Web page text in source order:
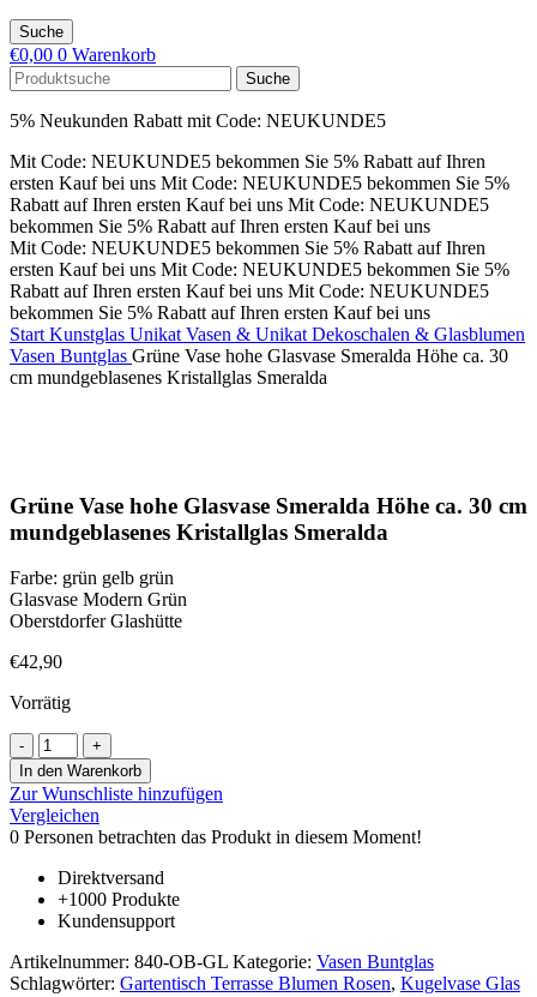
Suche
€0,00 0 Warenkorb
Suche
5% Neukunden Rabatt mit Code: NEUKUNDE5
Mit Code: NEUKUNDE5 bekommen Sie 5% Rabatt auf Ihren
ersten Kauf bei uns Mit Code: NEUKUNDE5 bekommen Sie 5%
Rabatt auf Ihren ersten Kauf bei uns Mit Code: NEUKUNDE5
bekommen Sie 5% Rabatt auf Ihren ersten Kauf bei uns
Mit Code: NEUKUNDE5 bekommen Sie 5% Rabatt auf Ihren
ersten Kauf bei uns Mit Code: NEUKUNDE5 bekommen Sie 5%
Rabatt auf Ihren ersten Kauf bei uns Mit Code: NEUKUNDE5
bekommen Sie 5% Rabatt auf Ihren ersten Kauf bei uns
Start Kunstglas Unikat Vasen & Unikat Dekoschalen & Glasblumen
Vasen Buntglas Grüne Vase hohe Glasvase Smeralda Höhe ca. 30
cm mundgeblasenes Kristallglas Smeralda
Grüne Vase hohe Glasvase Smeralda Höhe ca. 30 cm
mundgeblasenes Kristallglas Smeralda
Farbe: grün gelb grün
Glasvase Modern Grün
Oberstdorfer Glashütte
€42,90
Vorrätig
Grüne
Vase
hohe
Glasvase
Smeralda
Höhe
ca.
30
cm
mundgeblasenes
Kristallglas
Smeralda
In den Warenkorb
Zur Wunschliste hinzufügen
Vergleichen
0 Personen betrachten das Produkt in diesem Moment!
Direktversand
+1000 Produkte
Kundensupport
Artikelnummer: 840-OB-GL Kategorie: Vasen Buntglas
Schlagwörter: Gartentisch Terrasse Blumen Rosen, Kugelvase Glas